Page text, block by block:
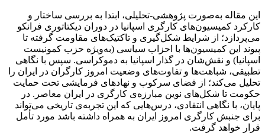
این مقاله به‌صورت پژوهشی-تحلیلی، ابتدا به بررسی ساختار و
کارکرد کمیسیون‌های کارگری اسپانیا در دوران دیکتاتوری فرانکو
می‌پردازد؛ از شرایط شکل‌گیری و تاکتیک‌های مقاومت گرفته تا
پیوند این کمیسیون‌ها با احزاب سیاسی (به‌ویژه حزب کمونیست
اسپانیا) و نقش‌شان در گذار اسپانیا به دموکراسی. سپس با نگاهی
تطبیقی، شباهت‌ها و تفاوت‌های وضعیت امروز کارگران در ایران را
تحلیل می‌کند؛ از فضای سرکوب و نهادهای فرمایشی تحت حمایت
حکومت تا شکل‌های نوین مبارزه‌ی کارگری در ایران معاصر. در
پایان، با نگاهی انتقادی، درس‌هایی که این تجربه‌ی تاریخی می‌تواند
برای جنبش کارگری امروز ایران به همراه داشته باشد مورد تأمل
قرار خواهد گرفت.